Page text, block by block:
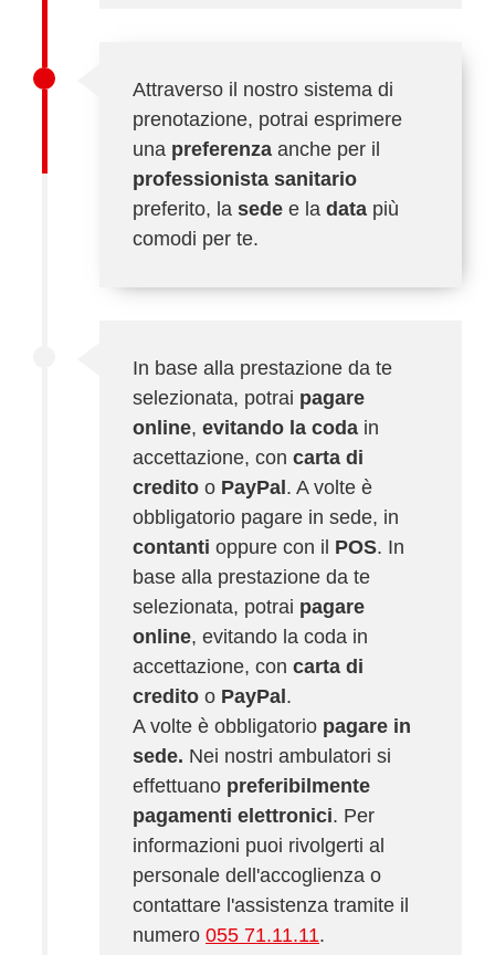
Attraverso il nostro sistema di
prenotazione, potrai esprimere
una preferenza anche per il
professionista sanitario
preferito, la sede e la data più
comodi per te.
In base alla prestazione da te
selezionata, potrai pagare
online, evitando la coda in
accettazione, con carta di
credito o PayPal . A volte è
obbligatorio pagare in sede, in
contanti oppure con il POS. In
base alla prestazione da te
selezionata, potrai pagare
online, evitando la coda in
accettazione, con carta di
credito o PayPal .
A volte è obbligatorio pagare in
sede. Nei nostri ambulatori si
effettuano preferibilmente
pagamenti elettronici. Per
informazioni puoi rivolgerti al
personale dell'accoglienza o
contattare l'assistenza tramite il
numero 055 71.11.11.